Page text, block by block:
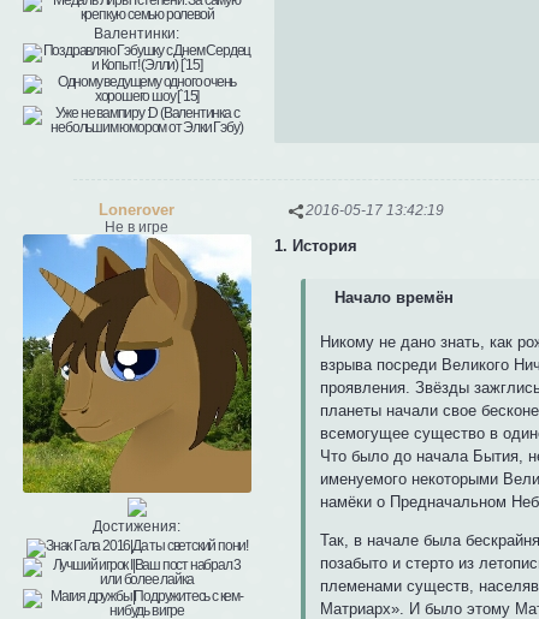
Валентинки:
2016-05-17 13:42:19
Lonerover
Не в игре
Достижения:
1. История
Начало времён
Никому не дано знать, как
взрыва посреди Великого
проявления. Звёзды
планеты начали свое
всемогущее существо в
Что было до начала Бытия,
именуемого некоторыми
намёки о Предначальном
Так, в начале была
позабыто и стерто из
племенами существ,
Матриарх». И было этому